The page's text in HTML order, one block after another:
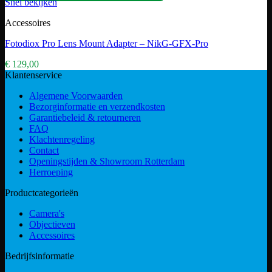
Snel bekijken
Accessoires
Fotodiox Pro Lens Mount Adapter – NikG-GFX-Pro
€ 129,00
Klantenservice
Algemene Voorwaarden
Bezorginformatie en verzendkosten
Garantiebeleid & retourneren
FAQ
Klachtenregeling
Contact
Openingstijden & Showroom Rotterdam
Herroeping
Productcategorieën
Camera's
Objectieven
Accessoires
Bedrijfsinformatie